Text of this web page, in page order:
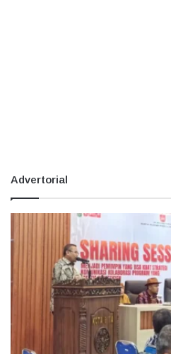
Advertorial